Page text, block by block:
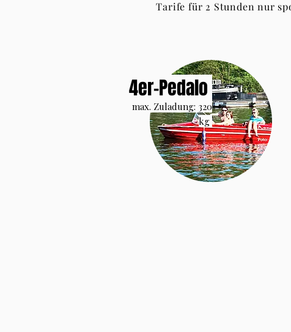
4er-Pedalo
max. Zuladung: 320
kg
Tarife für 2 Stunden nur